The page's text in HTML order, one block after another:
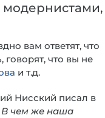
модернистами,
вам ответят, что
говорят, что вы не
и т.д.
Нисский писал в
В чем же наша